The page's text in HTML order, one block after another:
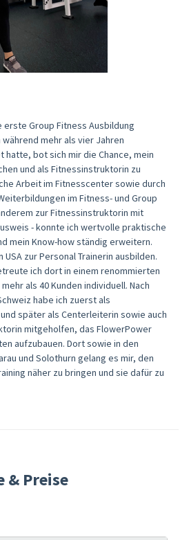
erste Group Fitness Ausbildung
mehr als vier Jahren
bot sich mir die Chance, mein
und als Fitnessinstruktorin zu
Arbeit im Fitnesscenter sowie durch
im Fitness- und Group
zur Fitnessinstruktorin mit
- konnte ich wertvolle praktische
mein Know-how ständig erweitern.
USA zur Personal Trainerin ausbilden.
ich dort in einem renommierten
als 40 Kunden individuell. Nach
habe ich zuerst als
später als Centerleiterin sowie auch
mitgeholfen, das FlowerPower
aufzubauen. Dort sowie in den
und Solothurn gelang es mir, den
näher zu bringen und sie dafür zu
& Preise